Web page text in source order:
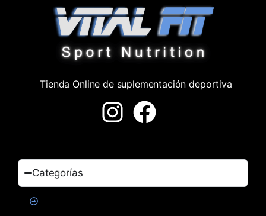
Tienda Online de suplementación deportiva
Categorías